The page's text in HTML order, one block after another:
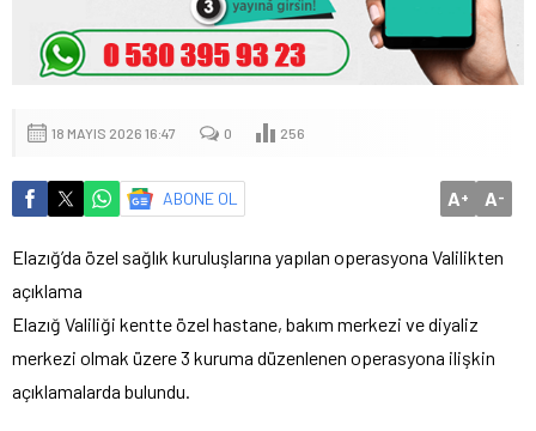
18 MAYIS 2026 16:47 0 256
ABONE OL A+ A-
Elazığ’da özel sağlık kuruluşlarına yapılan operasyona Valilikten
açıklama
Elazığ Valiliği kentte özel hastane, bakım merkezi ve diyaliz
merkezi olmak üzere 3 kuruma düzenlenen operasyona ilişkin
açıklamalarda bulundu.